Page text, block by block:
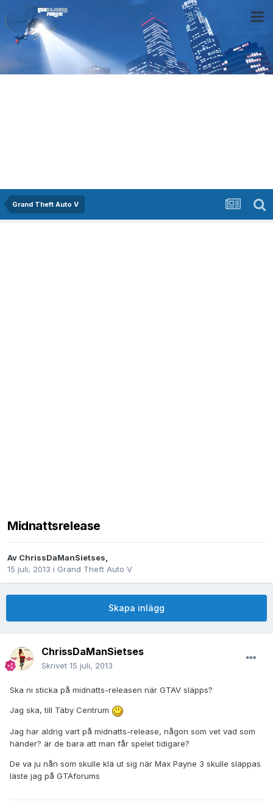
Grand Theft Auto V
Midnattsrelease
Av ChrissDaManSietses,
15 juli, 2013 i Grand Theft Auto V
Skapa inlägg
ChrissDaManSietses
Skrivet 15 juli, 2013
Ska ni sticka på midnatts-releasen när GTAV släpps?
Jag ska, till Täby Centrum
Jag har aldrig vart på midnatts-release, någon som vet vad som
händer? är de bara att man får spelet tidigare?
De va ju nån som skulle klä ut sig när Max Payne 3 skulle släppas
läste jag på GTAforums